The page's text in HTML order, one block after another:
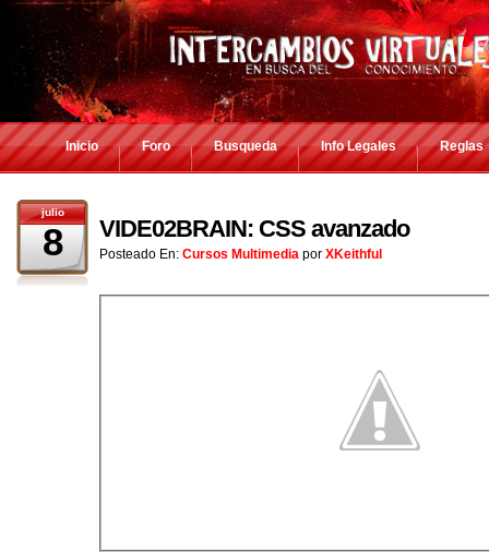
Inicio Foro Busqueda Info Legales Reglas
julio
8 VIDE02BRAIN: CSS avanzado
Posteado En: Cursos Multimedia por XKeithful